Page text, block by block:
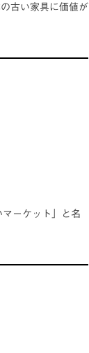
古い家具に価値が
ーケット」と名